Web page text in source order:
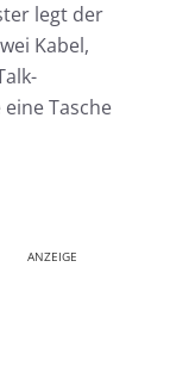
legt der
Kabel,
Tasche
ANZEIGE